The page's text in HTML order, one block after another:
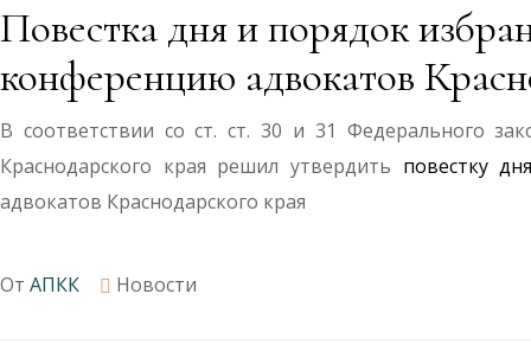
Повестка дня и порядок
конференцию адвокатов
В соответствии со ст. ст. 30 и 31 Федерального
Краснодарского края решил утвердить повестку
адвокатов Краснодарского края
От АПКК Новости